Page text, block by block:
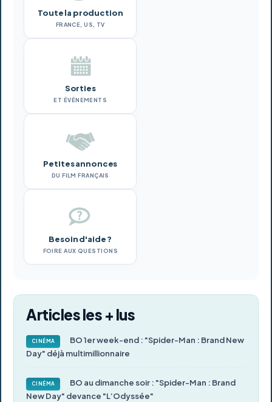
Toute la production
FRANCE, US, TV
Sorties
ET ÉVÉNEMENTS
Petites annonces
DU FILM FRANÇAIS
Besoin d'aide ?
FOIRE AUX QUESTIONS
Articles les + lus
CINÉMA
BO 1er week-end : "Spider-Man : Brand New
Day" déjà multimillionnaire
CINÉMA
BO au dimanche soir : "Spider-Man : Brand
New Day" devance "L’Odyssée"